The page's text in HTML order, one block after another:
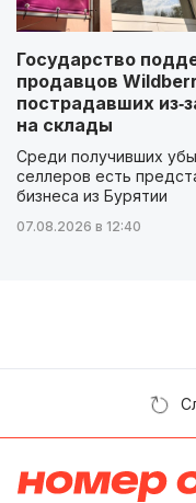
Государство
продавцов
пострадавших
на склады
Среди получивших
селлеров есть
бизнеса из Бурятии
07.08.2026 в 12:40